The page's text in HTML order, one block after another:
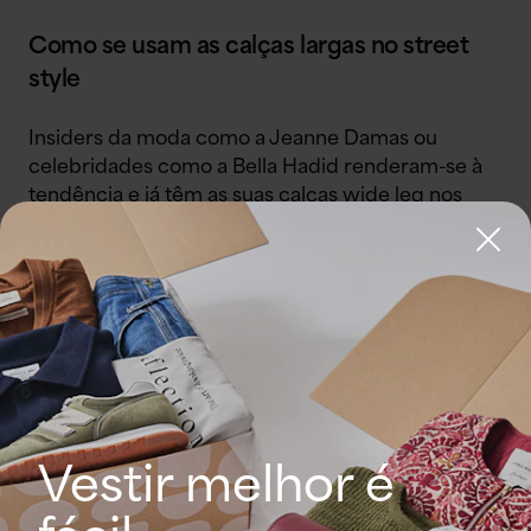
Como se usam as calças largas no street
style
Insiders da moda como a Jeanne Damas ou
celebridades como a Bella Hadid renderam-se à
tendência e já têm as suas calças wide leg nos
seus armários. No street style prevalecem,
sobretudo, os total looks em cores intemporais
como o preto ou o beige. Com a chegada do
verão, também se vão ver tons mais luminosos
como o amarelo illuminating, tal como propõe a
Lanvin. Caso queiras apostar numas calças wide
leg, recomendamos-te que sejam de cor camel,
preto ou branco. Vais ver como se vão
transformar num básico do teu armário.
Vestir melhor é